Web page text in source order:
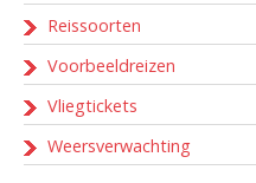
Reissoorten
Voorbeeldreizen
Vliegtickets
Weersverwachting